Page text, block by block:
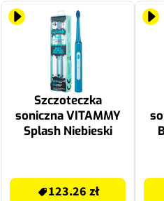
Szczoteczka
soniczna VITAMMY
Splash Niebieski
123.26 zł